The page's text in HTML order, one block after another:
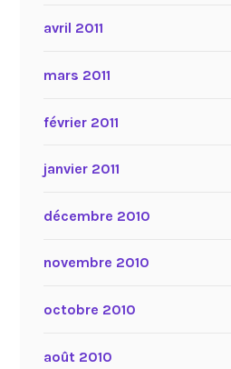
avril 2011
mars 2011
février 2011
janvier 2011
décembre 2010
novembre 2010
octobre 2010
août 2010